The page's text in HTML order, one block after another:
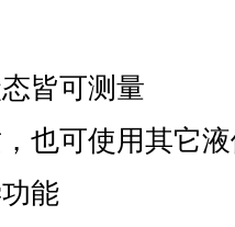
皆可测量
也可使用其它
能